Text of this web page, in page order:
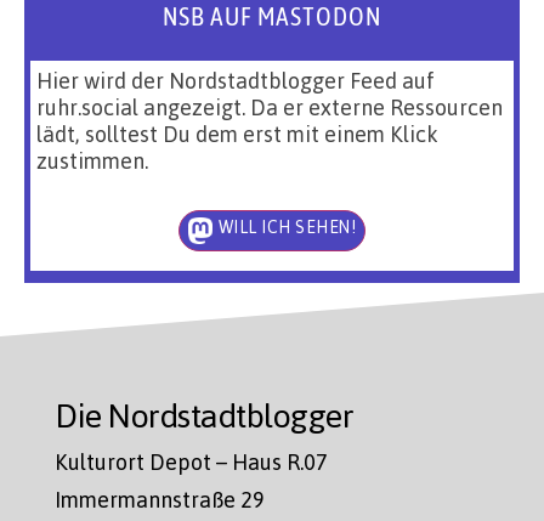
NSB AUF MASTODON
Hier wird der Nordstadtblogger Feed auf
ruhr.social angezeigt. Da er externe Ressourcen
lädt, solltest Du dem erst mit einem Klick
zustimmen.
WILL ICH SEHEN!
Die Nordstadtblogger
Kulturort Depot – Haus R.07
Immermannstraße 29